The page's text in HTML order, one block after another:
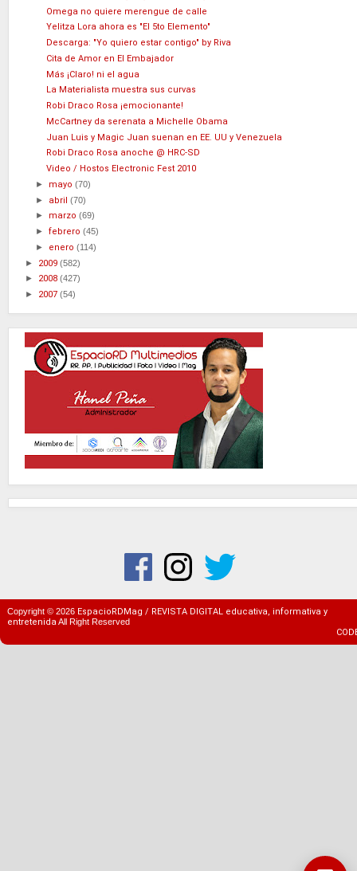
Omega no quiere merengue de calle
Yelitza Lora ahora es "El 5to Elemento"
Descarga: "Yo quiero estar contigo" by Riva
Cita de Amor en El Embajador
Más ¡Claro! ni el agua
La Materialista muestra sus curvas
Robi Draco Rosa ¡emocionante!
McCartney da serenata a Michelle Obama
Juan Luis y Magic Juan suenan en EE. UU y Venezuela
Robi Draco Rosa anoche @ HRC-SD
Video / Hostos Electronic Fest 2010
► mayo(70)
► abril(70)
► marzo(69)
►febrero(45)
► enero(114)
► 2009 (582)
► 2008 (427)
► 2007 (54)
Copyright © 2026 EspacioRDMag / REVISTA DIGITAL educativa, informativa y
entretenidaAll Right Reserved